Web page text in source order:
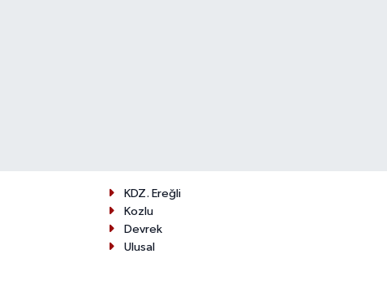
KDZ. Ereğli
Kozlu
Devrek
Ulusal